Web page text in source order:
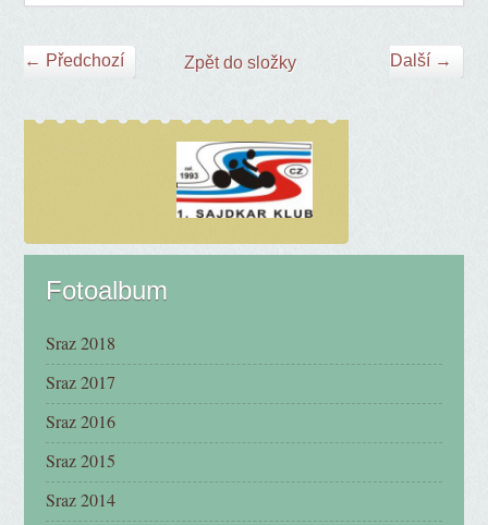
← Předchozí Další →
Zpět do složky
Fotoalbum
Sraz 2018
Sraz 2017
Sraz 2016
Sraz 2015
Sraz 2014